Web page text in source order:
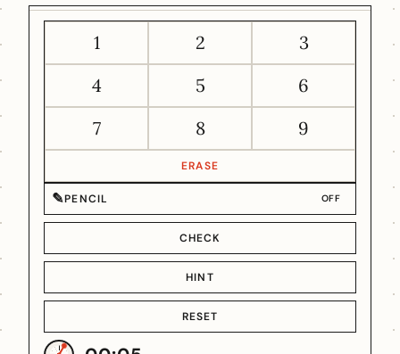
1 2
3
4
5
6
7
8 9
ERASE
✎PENCIL OFF
CHECK
HINT
RESET